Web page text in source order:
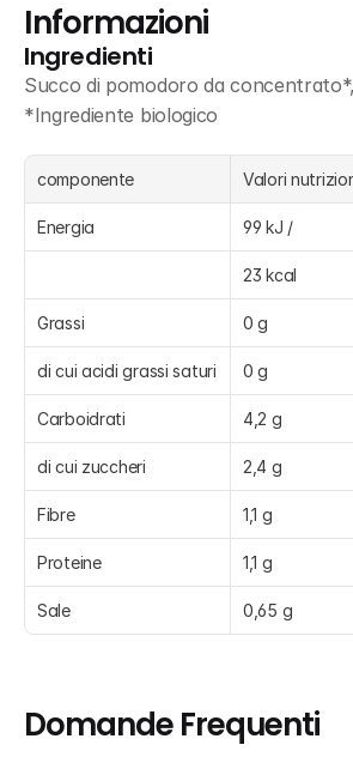
Informazioni
Ingredienti
Succo di pomodoro da
*Ingrediente biologico
componente Valori
Energia 99 kJ /
23 kcal
Grassi 0 g
di cui acidi grassi saturi 0 g
Carboidrati 4,2 g
di cui zuccheri 2,4 g
Fibre 1,1 g
Proteine 1,1 g
Sale 0,65 g
Domande Frequenti